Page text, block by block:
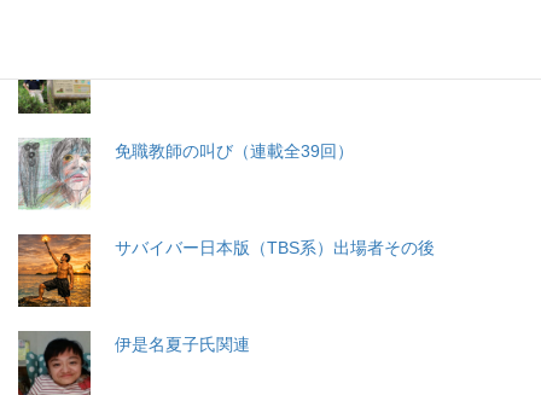
免職教師の叫び（連載全39回）
サバイバー日本版（TBS系）出場者その後
伊是名夏子氏関連